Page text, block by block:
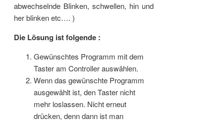
abwechselnde Blinken, schwellen, hin und
her blinken etc…. )
Die Lösung ist folgende :
Gewünschtes Programm mit dem
Taster am Controller auswählen.
Wenn das gewünschte Programm
ausgewählt ist, den Taster nicht
mehr loslassen. Nicht erneut
drücken, denn dann ist man